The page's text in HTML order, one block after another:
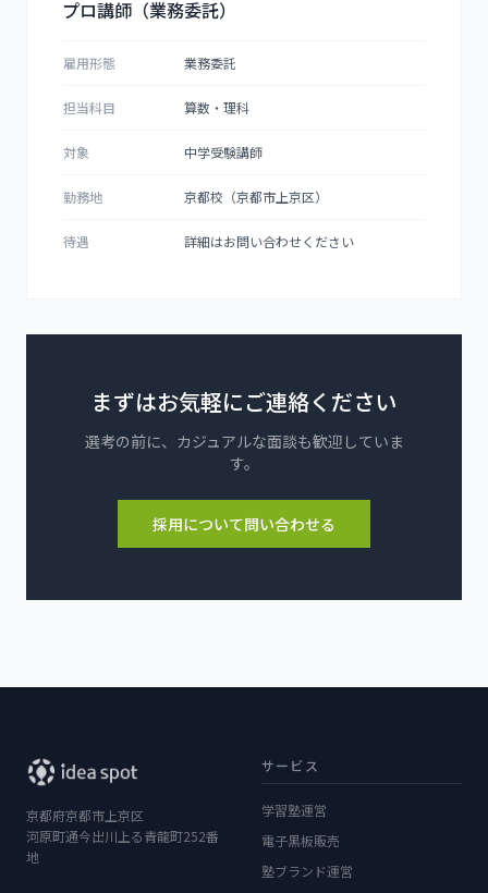
プロ講師（業務委託）
雇用形態 業務委託
担当科目 算数・理科
対象 中学受験講師
勤務地 京都校（京都市上京区）
待遇 詳細はお問い合わせください
まずはお気軽にご連絡ください
選考の前に、カジュアルな面談も歓迎していま
す。
採用について問い合わせる
京都府京都市上京区
河原町通今出川上る青龍町252番
地
サービス
学習塾運営
電子黒板販売
塾ブランド運営